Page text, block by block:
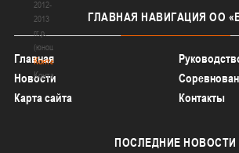
2012-
2013
гг.р.
(юноши)
Контакты
Контакты
ГЛАВНАЯ НАВИГАЦИЯ ОО
Главная
Новости
Карта сайта
Контакты
ПОСЛЕДНИЕ НОВОСТИ